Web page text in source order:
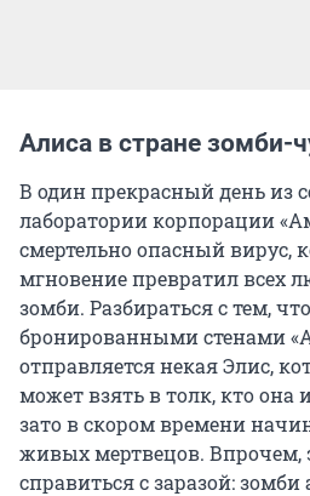
Алиса в стране зомби-
В один прекрасный день из
лаборатории корпорации
смертельно опасный вирус,
мгновение превратил всех
зомби. Разбираться с тем,
бронированными стенами
отправляется некая Элис,
может взять в толк, кто она
зато в скором времени
живых мертвецов. Впрочем,
справиться с заразой: